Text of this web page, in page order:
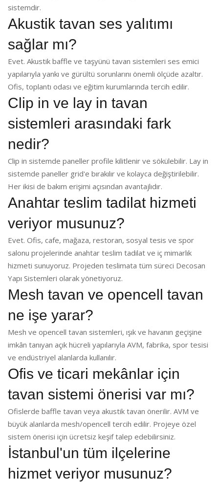
sistemdir.
Akustik tavan ses yalıtımı
sağlar mı?
Evet. Akustik baffle ve taşyünü tavan sistemleri ses emici
yapılarıyla yankı ve gürültü sorunlarını önemli ölçüde azaltır.
Ofis, toplantı odası ve eğitim kurumlarında tercih edilir.
Clip in ve lay in tavan
sistemleri arasındaki fark
nedir?
Clip in sistemde paneller profile kilitlenir ve sökülebilir. Lay in
sistemde paneller grid'e bırakılır ve kolayca değiştirilebilir.
Her ikisi de bakım erişimi açısından avantajlıdır.
Anahtar teslim tadilat hizmeti
veriyor musunuz?
Evet. Ofis, cafe, mağaza, restoran, sosyal tesis ve spor
salonu projelerinde anahtar teslim tadilat ve iç mimarlık
hizmeti sunuyoruz. Projeden teslimata tüm süreci Decosan
Yapı Sistemleri olarak yönetiyoruz.
Mesh tavan ve opencell tavan
ne işe yarar?
Mesh ve opencell tavan sistemleri, ışık ve havanın geçişine
imkân tanıyan açık hücreli yapılarıyla AVM, fabrika, spor tesisi
ve endüstriyel alanlarda kullanılır.
Ofis ve ticari mekânlar için
tavan sistemi önerisi var mı?
Ofislerde baffle tavan veya akustik tavan önerilir. AVM ve
büyük alanlarda mesh/opencell tercih edilir. Projeye özel
sistem önerisi için ücretsiz keşif talep edebilirsiniz.
İstanbul'un tüm ilçelerine
hizmet veriyor musunuz?